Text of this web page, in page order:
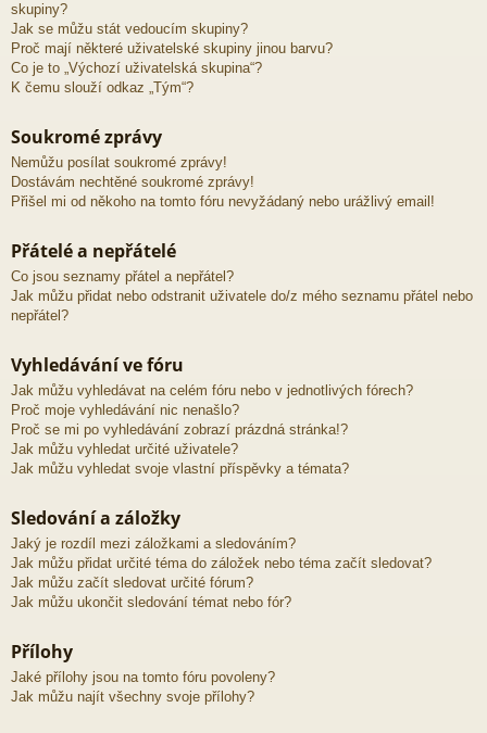
skupiny?
Jak se můžu stát vedoucím skupiny?
Proč mají některé uživatelské skupiny jinou barvu?
Co je to „Výchozí uživatelská skupina“?
K čemu slouží odkaz „Tým“?
Soukromé zprávy
Nemůžu posílat soukromé zprávy!
Dostávám nechtěné soukromé zprávy!
Přišel mi od někoho na tomto fóru nevyžádaný nebo urážlivý email!
Přátelé a nepřátelé
Co jsou seznamy přátel a nepřátel?
Jak můžu přidat nebo odstranit uživatele do/z mého seznamu přátel nebo
nepřátel?
Vyhledávání ve fóru
Jak můžu vyhledávat na celém fóru nebo v jednotlivých fórech?
Proč moje vyhledávání nic nenašlo?
Proč se mi po vyhledávání zobrazí prázdná stránka!?
Jak můžu vyhledat určité uživatele?
Jak můžu vyhledat svoje vlastní příspěvky a témata?
Sledování a záložky
Jaký je rozdíl mezi záložkami a sledováním?
Jak můžu přidat určité téma do záložek nebo téma začít sledovat?
Jak můžu začít sledovat určité fórum?
Jak můžu ukončit sledování témat nebo fór?
Přílohy
Jaké přílohy jsou na tomto fóru povoleny?
Jak můžu najít všechny svoje přílohy?